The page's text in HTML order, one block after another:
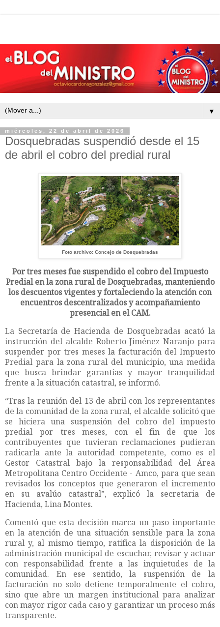
▼
miércoles, 22 de abril de 2026
Dosquebradas suspendió desde el 15
de abril el cobro del predial rural
Foto archivo: Concejo de Dosquebradas
Por tres meses fue suspendido el cobro del Impuesto
Predial en la zona rural de Dosquebradas, manteniendo
los descuentos vigentes y fortaleciendo la atención con
encuentros descentralizados y acompañamiento
presencial en el CAM.
La Secretaría de Hacienda de Dosquebradas acató la
instrucción del alcalde Roberto Jiménez Naranjo para
suspender por tres meses la facturación del Impuesto
Predial para la zona rural del municipio, una medida
que busca brindar garantías y mayor tranquilidad
frente a la situación catastral, se informó.
“Tras la reunión del 13 de abril con los representantes
de la comunidad de la zona rural, el alcalde solicitó que
se hiciera una suspensión del cobro del impuesto
predial por tres meses, con el fin de que los
contribuyentes que tuvieran reclamaciones pudieran
radicarla ante la autoridad competente, como es el
Gestor Catastral bajo la responsabilidad del Área
Metropolitana Centro Occidente - Amco, para que sean
revisados los conceptos que generaron el incremento
en su avalúo catastral”, explicó la secretaria de
Hacienda, Lina Montes.
Comentó que esta decisión marca un paso importante
en la atención de una situación sensible para la zona
rural y, al mismo tiempo, ratifica la disposición de la
administración municipal de escuchar, revisar y actuar
con responsabilidad frente a las inquietudes de la
comunidad. En ese sentido, la suspensión de la
facturación no solo detiene temporalmente el cobro,
sino que abre un margen institucional para analizar
con mayor rigor cada caso y garantizar un proceso más
transparente.